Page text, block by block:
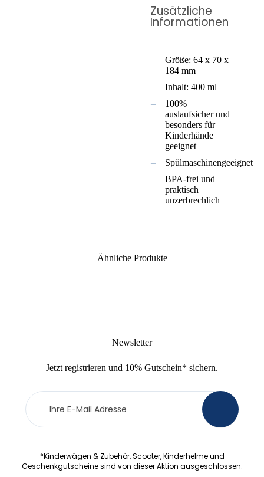
Zusätzliche
Informationen
Größe: 64 x 70 x
184 mm
Inhalt: 400 ml
100%
auslaufsicher und
besonders für
Kinderhände
geeignet
Spülmaschinengeeignet
BPA-frei und
praktisch
unzerbrechlich
Ähnliche Produkte
Newsletter
Jetzt registrieren und 10% Gutschein* sichern.
Newsletter
Anmeldung
*Kinderwägen & Zubehör, Scooter, Kinderhelme und
Geschenkgutscheine sind von dieser Aktion ausgeschlossen.